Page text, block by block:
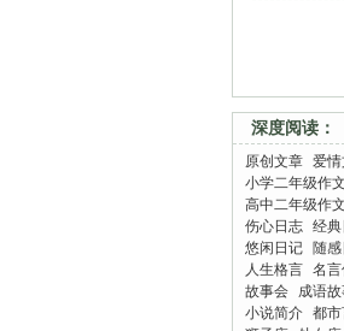
深度阅读：
原创文章 爱
小学二年级作文
高中二年级作文
伤心日志 经
悠闲日记
随
人生格言 名言
故事会
成语
小说简介 都